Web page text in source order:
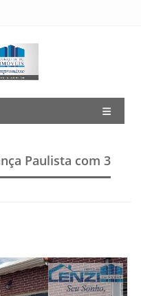
Paulista com 3